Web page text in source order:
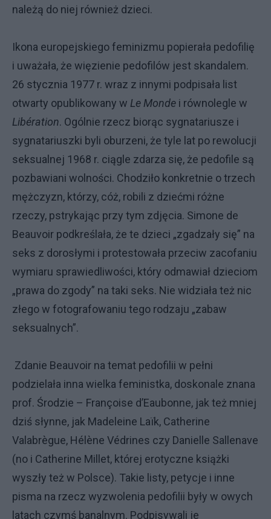
należą do niej również dzieci.
Ikona europejskiego feminizmu popierała pedofilię
i uważała, że więzienie pedofilów jest skandalem.
26 stycznia 1977 r. wraz z innymi podpisała list
otwarty opublikowany w Le Monde i równolegle w
Libération. Ogólnie rzecz biorąc sygnatariusze i
sygnatariuszki byli oburzeni, że tyle lat po rewolucji
seksualnej 1968 r. ciągle zdarza się, że pedofile są
pozbawiani wolności. Chodziło konkretnie o trzech
mężczyzn, którzy, cóż, robili z dziećmi różne
rzeczy, pstrykając przy tym zdjęcia. Simone de
Beauvoir podkreślała, że te dzieci „zgadzały się” na
seks z dorosłymi i protestowała przeciw zacofaniu
wymiaru sprawiedliwości, który odmawiał dzieciom
„prawa do zgody” na taki seks. Nie widziała też nic
złego w fotografowaniu tego rodzaju „zabaw
seksualnych”.
Zdanie Beauvoir na temat pedofilii w pełni
podzielała inna wielka feministka, doskonale znana
prof. Środzie – Françoise d’Eaubonne, jak też mniej
dziś słynne, jak Madeleine Laïk, Catherine
Valabrègue, Hélène Védrines czy Danielle Sallenave
(no i Catherine Millet, której erotyczne książki
wyszły też w Polsce). Takie listy, petycje i inne
pisma na rzecz wyzwolenia pedofilii były w owych
latach czymś banalnym. Podpisywali je